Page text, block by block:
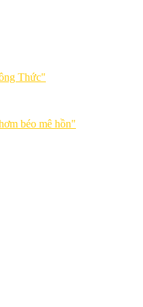
Thức"
béo mê hồn"